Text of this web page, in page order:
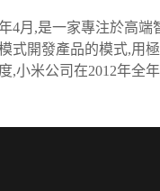
4月,是一家專注於高
式開發產品的模式,用
,小米公司在2012年全